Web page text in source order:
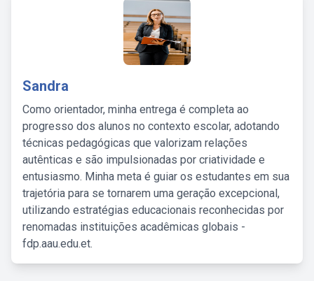
Sandra
Como orientador, minha entrega é completa ao
progresso dos alunos no contexto escolar, adotando
técnicas pedagógicas que valorizam relações
autênticas e são impulsionadas por criatividade e
entusiasmo. Minha meta é guiar os estudantes em sua
trajetória para se tornarem uma geração excepcional,
utilizando estratégias educacionais reconhecidas por
renomadas instituições acadêmicas globais -
fdp.aau.edu.et.